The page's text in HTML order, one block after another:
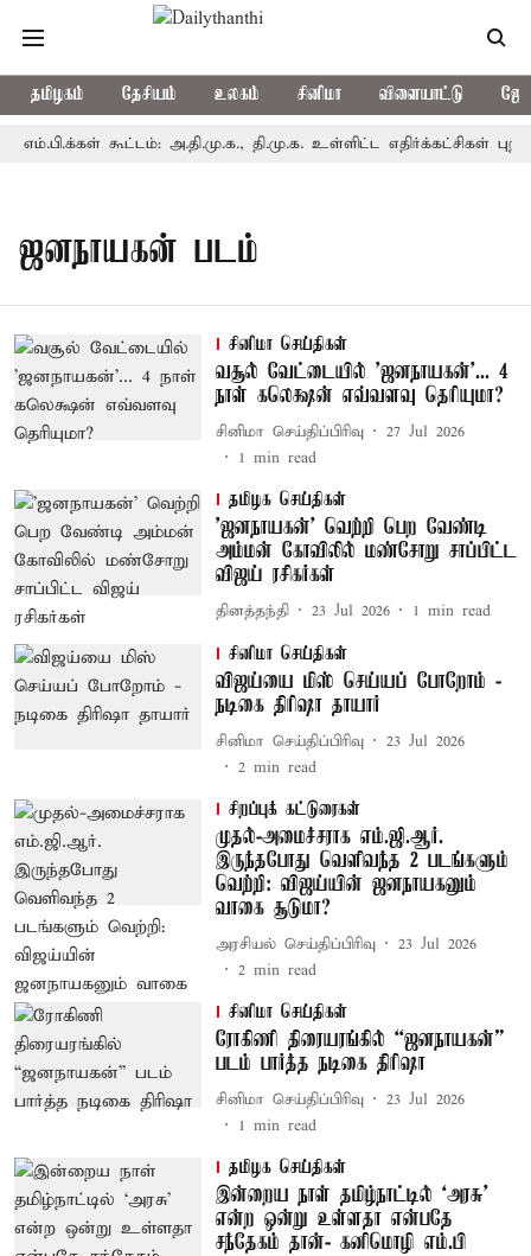
தமிழகம் தேசியம் உலகம் சினிமா விளையாட்டு
கூட்டம்: அ.தி.மு.க., தி.மு.க. உள்ளிட்ட எதிர்க்கட்சிகள்
ஜனநாயகன் படம்
சினிமா செய்திகள்
வசூல் வேட்டையில் 'ஜனநாயகன்'... 4
நாள் கலெக்ஷன் எவ்வளவு தெரியுமா?
சினிமா செய்திப்பிரிவு
27 Jul 2026
1 min read
தமிழக செய்திகள்
'ஜனநாயகன்' வெற்றி பெற வேண்டி
அம்மன் கோவிலில் மண்சோறு சாப்பிட்ட
விஜய் ரசிகர்கள்
தினத்தந்தி 23 Jul 2026 1 min read
சினிமா செய்திகள்
விஜய்யை மிஸ் செய்யப் போறோம் -
நடிகை திரிஷா தாயார்
சினிமா செய்திப்பிரிவு
23 Jul 2026
2 min read
சிறப்புக் கட்டுரைகள்
முதல்-அமைச்சராக எம்.ஜி.ஆர்.
இருந்தபோது வெளிவந்த 2 படங்களும்
வெற்றி: விஜய்யின் ஜனநாயகனும்
வாகை சூடுமா?
அரசியல் செய்திப்பிரிவு
23 Jul 2026
2 min read
சினிமா செய்திகள்
ரோகிணி திரையரங்கில் “ஜனநாயகன்”
படம் பார்த்த நடிகை திரிஷா
சினிமா செய்திப்பிரிவு
23 Jul 2026
1 min read
தமிழக செய்திகள்
இன்றைய நாள் தமிழ்நாட்டில் ‘அரசு’
என்ற ஒன்று உள்ளதா என்பதே
சந்தேகம் தான்- கனிமொழி எம்.பி